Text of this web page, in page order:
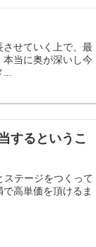
せていく上で、最
当に奥が深いし今
するというこ
テージをつくって
高単価を頂けるま